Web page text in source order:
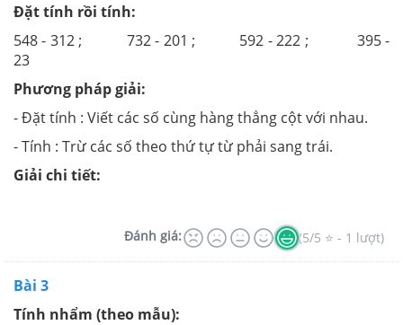
Đặt tính rồi tính:
548 - 312 ; 732 - 201 ; 592 - 222 ; 395 -
23
Phương pháp giải:
- Đặt tính : Viết các số cùng hàng thẳng cột với nhau.
- Tính : Trừ các số theo thứ tự từ phải sang trái.
Giải chi tiết:
Đánh giá: (5/5 ⭐ - 1 lượt)
Bài 3
Tính nhẩm (theo mẫu):